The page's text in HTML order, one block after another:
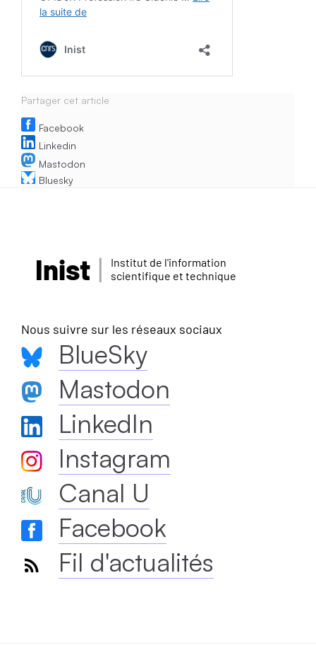
Partager cet article
Facebook
Linkedin
Mastodon
Bluesky
Inist
Institut de l'information
scientifique et technique
Nous suivre sur les réseaux sociaux
BlueSky
Mastodon
LinkedIn
Instagram
Canal U
Facebook
Fil d'actualités